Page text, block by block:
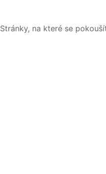
Stránky, na které se